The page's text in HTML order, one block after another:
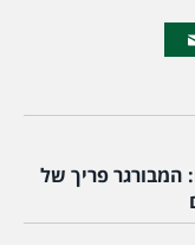
המבורגר פריך של